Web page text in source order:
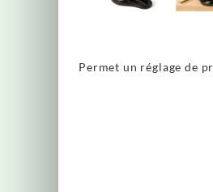
Permet un réglage de